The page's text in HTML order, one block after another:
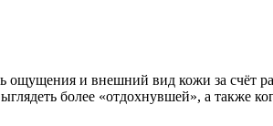
и внешний вид кожи за счёт
более «отдохнувшей», а также